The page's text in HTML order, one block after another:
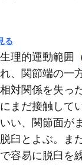
る
理的運動範囲
、関節端の一
対関係を失っ
まだ接触して
い、関節面が
臼とよぶ。ま
容易に脱臼を